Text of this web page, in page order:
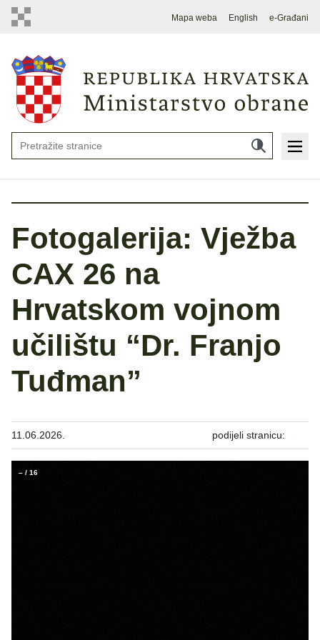
Mapa weba English e-Građani
Fotogalerija: Vježba
CAX 26 na
Hrvatskom vojnom
učilištu “Dr. Franjo
Tuđman”
11.06.2026. podijeli stranicu:
– / 16